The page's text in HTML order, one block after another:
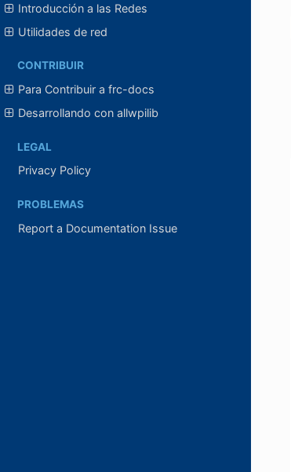
Introducción a las Redes
Utilidades de red
CONTRIBUIR
Para Contribuir a frc-docs
Desarrollando con allwpilib
LEGAL
Privacy Policy
PROBLEMAS
Report a Documentation Issue